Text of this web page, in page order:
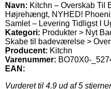
Navn: Kitchn – Overskab Til
Højrehængt, NYHED!
Samlet – Levering Tidligst I
Kategori: Produkter > Nyt
Skabe til badeværelse >
Producent: Kitchn
Varenummer: BO70X0-
EAN:
Vurderet til 4.9 ud af 5